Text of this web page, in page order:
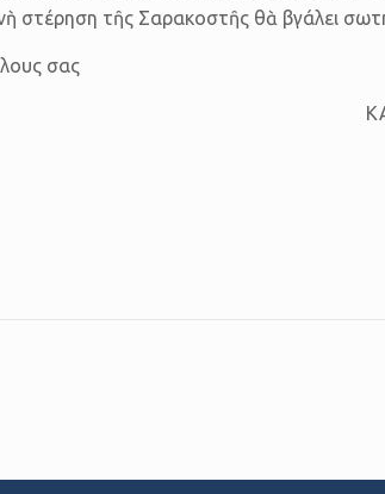
στέρηση τῆς Σαρακοστῆς θὰ βγάλει
σας